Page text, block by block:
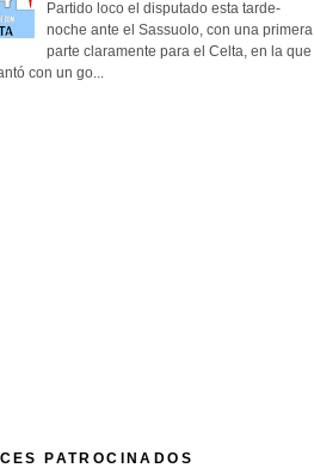
Partido loco el disputado esta tarde-
noche ante el Sassuolo, con una primera
parte claramente para el Celta, en la que
con un go...
PATROCINADOS